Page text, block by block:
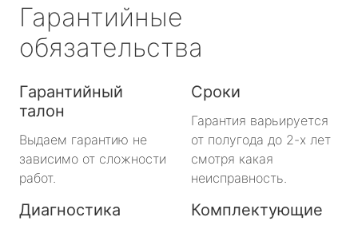
Гарантийные
обязательства
Гарантийный
талон
Выдаем гарантию не
зависимо от сложности
работ.
Сроки
Гарантия варьируется
от полугода до 2-х лет
смотря какая
неисправность.
Диагностика Комплектующие